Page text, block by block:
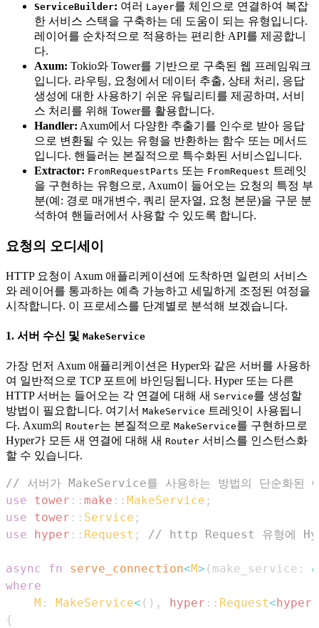
ServiceBuilder: 여러 Layer를 체인으로 연결하여 복잡
한 서비스 스택을 구축하는 데 도움이 되는 유형입니다.
레이어를 순차적으로 적용하는 편리한 API를 제공합니
다.
Axum: Tokio와 Tower를 기반으로 구축된 웹 프레임워크
입니다. 라우팅, 요청에서 데이터 추출, 상태 처리, 응답
생성에 대한 사용하기 쉬운 유틸리티를 제공하며, 서비
스 처리를 위해 Tower를 활용합니다.
Handler: Axum에서 다양한 추출기를 인수로 받아 응답
으로 변환될 수 있는 유형을 반환하는 함수 또는 메서드
입니다. 핸들러는 본질적으로 특수화된 서비스입니다.
Extractor: FromRequestParts 또는 FromRequest 트레잇
을 구현하는 유형으로, Axum이 들어오는 요청의 특정 부
분(예: 경로 매개변수, 쿼리 문자열, 요청 본문)을 구문 분
석하여 핸들러에서 사용할 수 있도록 합니다.
요청의 오디세이
HTTP 요청이 Axum 애플리케이션에 도착하면 일련의 서비스
와 레이어를 통과하는 예측 가능하고 세밀하게 조정된 여정을
시작합니다. 이 프로세스를 단계별로 분석해 보겠습니다.
1. 서버 수신 및 MakeService
가장 먼저 Axum 애플리케이션은 Hyper와 같은 서버를 사용하
여 일반적으로 TCP 포트에 바인딩됩니다. Hyper 또는 다른
HTTP 서버는 들어오는 각 연결에 대해 새 Service를 생성할
방법이 필요합니다. 여기서 MakeService 트레잇이 사용됩니
다. Axum의 Router는 본질적으로 MakeService를 구현하므로
Hyper가 모든 새 연결에 대해 새 Router 서비스를 인스턴스화
할 수 있습니다.
// 서버가 MakeService를 사용하는 방법의 단순화된
use
tower :: make :: MakeService ;
use
tower :: Service ;
use
hyper :: Request ; // http Request 유형에
async fn serve_connection<M> ( make_service :
&
where
M : MakeService< ( ) , hyper :: Request< hyper
{